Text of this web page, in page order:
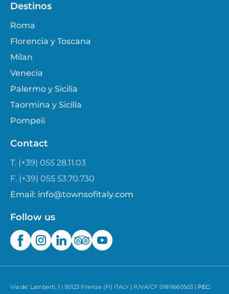
Destinos
Roma
Florencia y Toscana
Milan
Venecia
Palermo y Sicilia
Taormina y Sicilia
Pompeii
Contact
T. (+39) 055 28.11.03
F. (+39) 055 53.70.730
Email: info@townsofitaly.com
Follow us
Via de’ Lamberti, 1 | 50123 Firenze (FI) ITALY | P.IVA/CF 01811660503 | PEC: